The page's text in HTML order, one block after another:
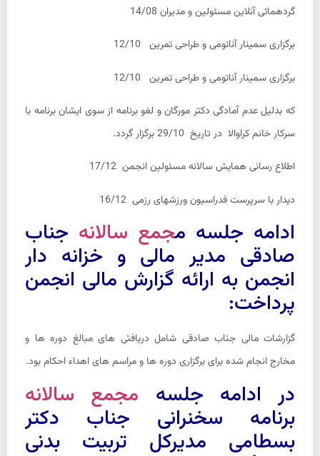
گردهمائی آنلاین مسئولین و مدیران 14/08
برگزاری سمینار آناتومی و طراحی تمرین 12/10
برگزاری سمینار آناتومی و طراحی تمرین 12/10
که بدلیل عدم آمادگی دکتر مورگان و لغو برنامه از سوی ایشان برنامه با
سرکار خانم کراوالا در تاریخ 29/10 برگزار گردد.
اطلاع رسانی همایش سالانه مسئولین انجمن 17/12
دیدار با سرپرست فدراسیون ورزشهای رزمی 16/12
ادامه جلسه مجمع سالانه جناب
صادقی مدیر مالی و خزانه دار
انجمن به ارائه گزارش مالی انجمن
پرداخت:
گزارشات مالی جناب صادقی شامل دریافتی های مبالغ دوره ها و
مخارج انجام شده برای برگزاری دوره ها و مراسم های اهداء احکام بود.
در ادامه جلسه مجمع سالانه
برنامه سخنرانی جناب دکتر
بسطامی مدیرکل تربیت بدنی